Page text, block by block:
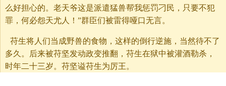
么好担心的。老天爷这是派遣猛兽帮我惩罚刁民，只要不犯
罪，何必怨天尤人！”群臣们被雷得哑口无言。
苻生将人们当成野兽的食物，这样的倒行逆施，当然待不了
多久。后来被苻坚发动政变推翻，苻生在狱中被灌酒勒杀，
时年二十三岁。苻坚谥苻生为厉王。